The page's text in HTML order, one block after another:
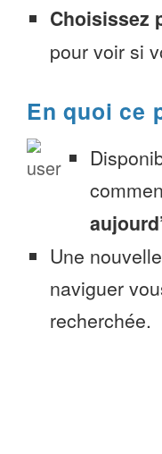
Choisissez
pour voir si
En quoi ce
Une
naviguer
recherchée.